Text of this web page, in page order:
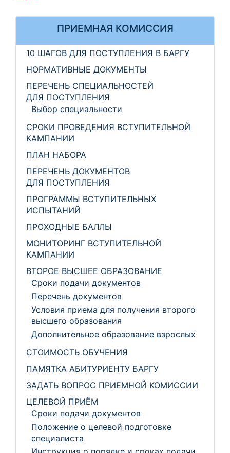
ПРИЕМНАЯ КОМИССИЯ
10 ШАГОВ ДЛЯ ПОСТУПЛЕНИЯ В БАРГУ
НОРМАТИВНЫЕ ДОКУМЕНТЫ
ПЕРЕЧЕНЬ СПЕЦИАЛЬНОСТЕЙ
ДЛЯ ПОСТУПЛЕНИЯ
Выбор специальности
СРОКИ ПРОВЕДЕНИЯ ВСТУПИТЕЛЬНОЙ
КАМПАНИИ
ПЛАН НАБОРА
ПЕРЕЧЕНЬ ДОКУМЕНТОВ
ДЛЯ ПОСТУПЛЕНИЯ
ПРОГРАММЫ ВСТУПИТЕЛЬНЫХ
ИСПЫТАНИЙ
ПРОХОДНЫЕ БАЛЛЫ
МОНИТОРИНГ ВСТУПИТЕЛЬНОЙ
КАМПАНИИ
ВТОРОЕ ВЫСШЕЕ ОБРАЗОВАНИЕ
Сроки подачи документов
Перечень документов
Условия приема для получения второго
высшего образования
Дополнительное образование взрослых
СТОИМОСТЬ ОБУЧЕНИЯ
ПАМЯТКА АБИТУРИЕНТУ БАРГУ
ЗАДАТЬ ВОПРОС ПРИЕМНОЙ КОМИССИИ
ЦЕЛЕВОЙ ПРИЁМ
Сроки подачи документов
Положение о целевой подготовке
специалиста